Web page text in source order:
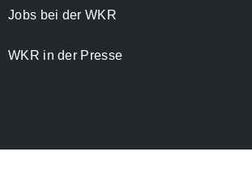
Jobs bei der WKR
WKR in der Presse